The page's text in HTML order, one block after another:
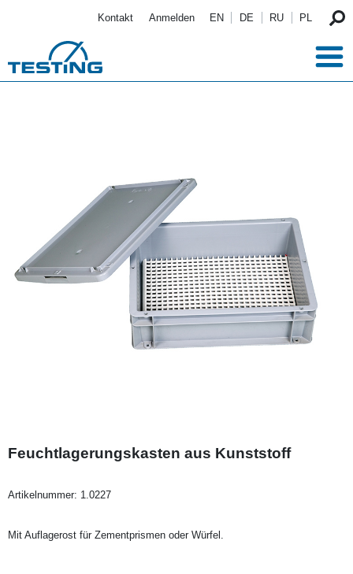
Kontakt Anmelden EN DE RU PL
Feuchtlagerungskasten aus Kunststoff
Artikelnummer: 1.0227
Mit Auflagerost für Zementprismen oder Würfel.